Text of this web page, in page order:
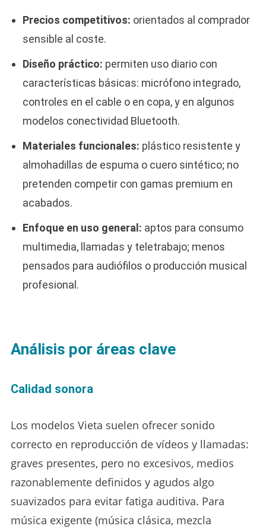
Precios competitivos: orientados al comprador
sensible al coste.
Diseño práctico: permiten uso diario con
características básicas: micrófono integrado,
controles en el cable o en copa, y en algunos
modelos conectividad Bluetooth.
Materiales funcionales: plástico resistente y
almohadillas de espuma o cuero sintético; no
pretenden competir con gamas premium en
acabados.
Enfoque en uso general: aptos para consumo
multimedia, llamadas y teletrabajo; menos
pensados para audiófilos o producción musical
profesional.
Análisis por áreas clave
Calidad sonora
Los modelos Vieta suelen ofrecer sonido
correcto en reproducción de vídeos y llamadas:
graves presentes, pero no excesivos, medios
razonablemente definidos y agudos algo
suavizados para evitar fatiga auditiva. Para
música exigente (música clásica, mezcla